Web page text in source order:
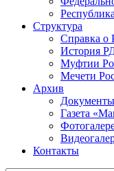
Структура
Справка
История
Муфтии
Мечети
Архив
Документы
Газета
Контакты